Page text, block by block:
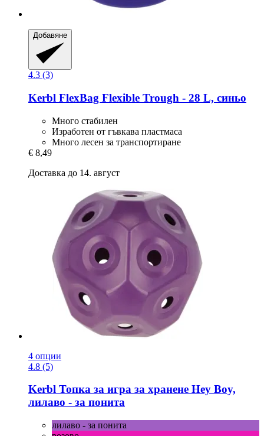
Добавяне
4.3 (3)
Kerbl FlexBag Flexible Trough -​ 28 L, синьо
Много стабилен
Изработен от гъвкава пластмаса
Много лесен за транспортиране
€ 8,49
Доставка до 14. август
4 опции
4.8 (5)
Kerbl Топка за игра за хранене Hey Boy,
лилаво -​ за понита
лилаво - за понита